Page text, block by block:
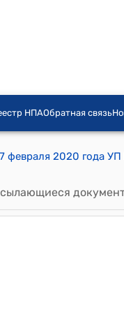
НПАОбратная связь
февраля 2020 года